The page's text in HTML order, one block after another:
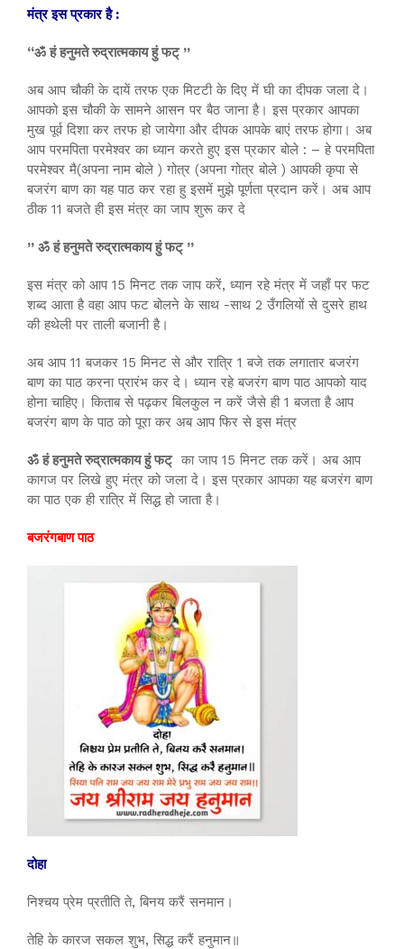
मंत्र इस प्रकार है :
“ॐ हं हनुमते रुद्रात्मकाय हुं फट् ”
अब आप चौकी के दायें तरफ एक मिटटी के दिए में घी का दीपक जला दे।
आपको इस चौकी के सामने आसन पर बैठ जाना है। इस प्रकार आपका
मुख पूर्व दिशा कर तरफ हो जायेगा और दीपक आपके बाएं तरफ होगा। अब
आप परमपिता परमेश्वर का ध्यान करते हुए इस प्रकार बोले : – हे परमपिता
परमेश्वर मै(अपना नाम बोले ) गोत्र (अपना गोत्र बोले ) आपकी कृपा से
बजरंग बाण का यह पाठ कर रहा हु इसमें मुझे पूर्णता प्रदान करें। अब आप
ठीक 11 बजते ही इस मंत्र का जाप शुरू कर दे
” ॐ हं हनुमते रुद्रात्मकाय हुं फट् ”
इस मंत्र को आप 15 मिनट तक जाप करें, ध्यान रहे मंत्र में जहाँ पर फट
शब्द आता है वहा आप फट बोलने के साथ -साथ 2 उँगलियों से दुसरे हाथ
की हथेली पर ताली बजानी है।
अब आप 11 बजकर 15 मिनट से और रात्रि 1 बजे तक लगातार बजरंग
बाण का पाठ करना प्रारंभ कर दे। ध्यान रहे बजरंग बाण पाठ आपको याद
होना चाहिए। किताब से पढ़कर बिलकुल न करें जैसे ही 1 बजता है आप
बजरंग बाण के पाठ को पूरा कर अब आप फिर से इस मंत्र
ॐ हं हनुमते रुद्रात्मकाय हुं फट्का जाप 15 मिनट तक करें। अब आप
कागज पर लिखे हुए मंत्र को जला दे। इस प्रकार आपका यह बजरंग बाण
का पाठ एक ही रात्रि में सिद्ध हो जाता है।
बजरंगबाण पाठ
दोहा
निश्चय प्रेम प्रतीति ते, बिनय करैं सनमान।
तेहि के कारज सकल शुभ, सिद्ध करैं हनुमान॥